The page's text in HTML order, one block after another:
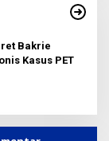
Bakrie
Kasus PET